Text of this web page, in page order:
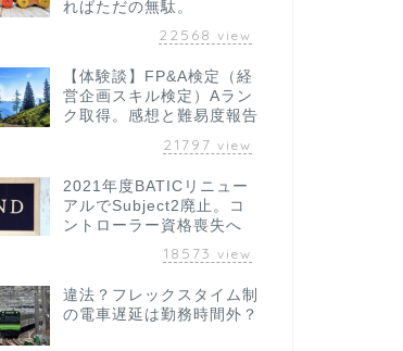
ればただの無駄。
22568 view
【体験談】FP&A検定（経
営企画スキル検定）Aラン
ク取得。感想と難易度報告
21797 view
2021年度BATICリニュー
アルでSubject2廃止。コ
ントローラー資格喪失へ
18573 view
違法？フレックスタイム制
の電車遅延は勤務時間外？